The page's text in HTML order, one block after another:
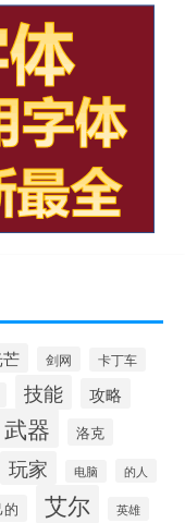
剑网 卡丁车
技能 攻略
武器 洛克
玩家 电脑 的人
的 艾尔 英雄